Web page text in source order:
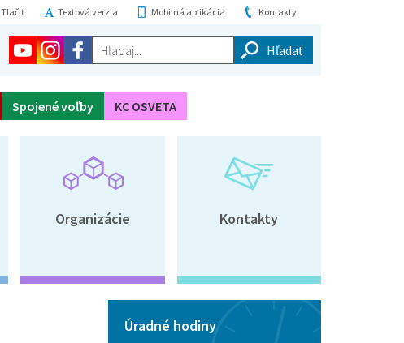
Kontakty
Mobilná aplikácia
Textová verzia
Tlačiť
Hľadaj...
Spojené voľby KC OSVETA
Organizácie Kontakty
Úradné hodiny